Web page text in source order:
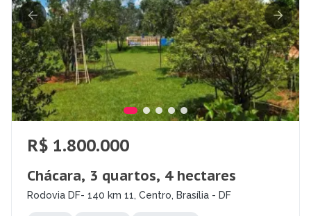
R$ 1.800.000
Chácara, 3 quartos, 4 hectares
Rodovia DF- 140 km 11, Centro, Brasília - DF